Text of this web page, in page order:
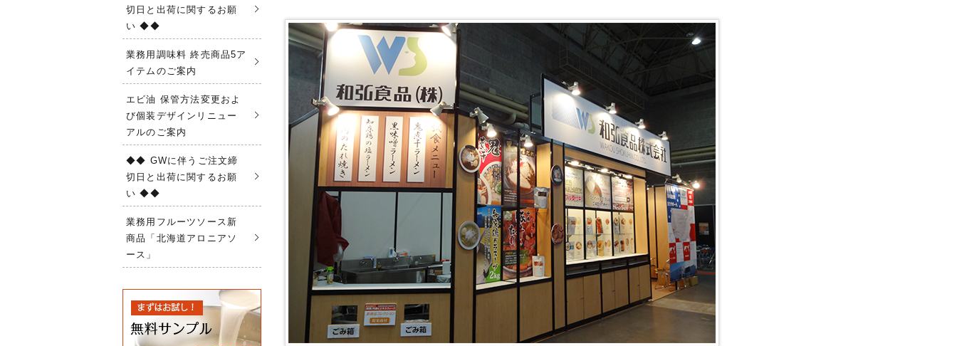
切日と出荷に関するお願
い ◆◆
業務用調味料 終売商品5ア
イテムのご案内
エビ油 保管方法変更およ
び個装デザインリニュー
アルのご案内
◆◆ GWに伴うご注文締
切日と出荷に関するお願
い ◆◆
業務用フルーツソース新
商品「北海道アロニアソ
ース」